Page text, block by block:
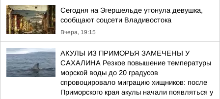
Сегодня на Эгершельде утонула девушка,
сообщают соцсети Владивостока
Вчера, 19:15
АКУЛЫ ИЗ ПРИМОРЬЯ ЗАМЕЧЕНЫ У
САХАЛИНА Резкое повышение температуры
морской воды до 20 градусов
спровоцировало миграцию хищников: после
Приморского края акулы начали появляться у